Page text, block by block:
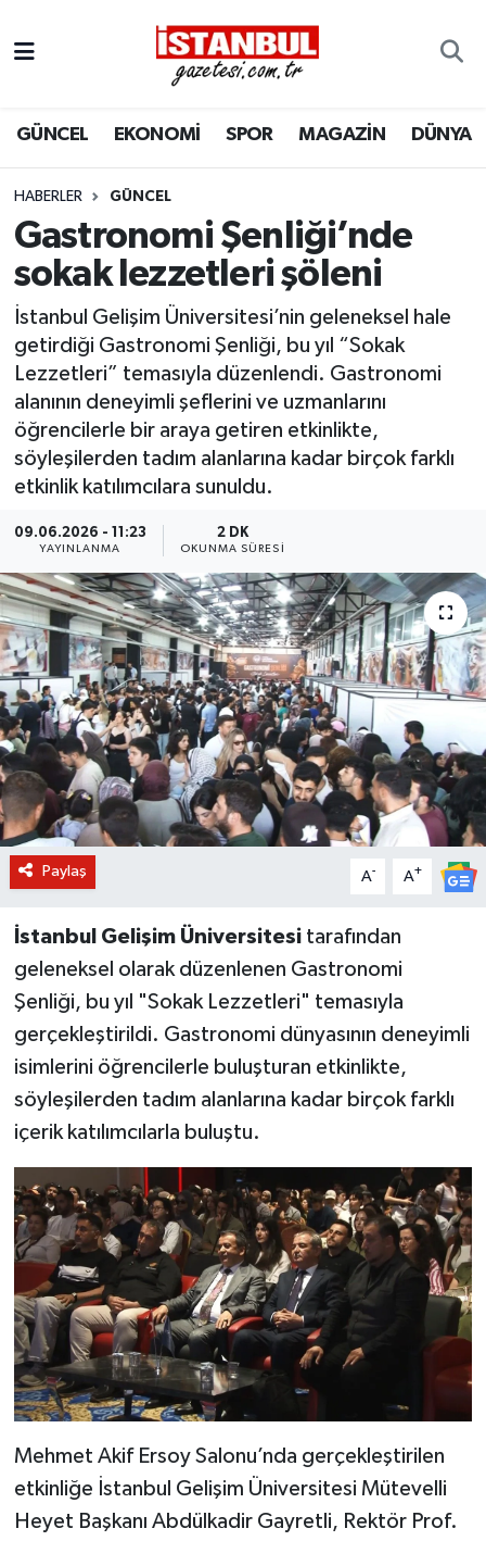
GÜNCEL EKONOMİ SPOR MAGAZİN DÜNYA
HABERLER GÜNCEL
Gastronomi Şenliği’nde
sokak lezzetleri şöleni
İstanbul Gelişim Üniversitesi’nin geleneksel hale
getirdiği Gastronomi Şenliği, bu yıl “Sokak
Lezzetleri” temasıyla düzenlendi. Gastronomi
alanının deneyimli şeflerini ve uzmanlarını
öğrencilerle bir araya getiren etkinlikte,
söyleşilerden tadım alanlarına kadar birçok farklı
etkinlik katılımcılara sunuldu.
09.06.2026 - 11:23
YAYINLANMA
2 DK
OKUNMA SÜRESI
Paylaş A- A+
İstanbul Gelişim Üniversitesi tarafından
geleneksel olarak düzenlenen Gastronomi
Şenliği, bu yıl "Sokak Lezzetleri" temasıyla
gerçekleştirildi. Gastronomi dünyasının deneyimli
isimlerini öğrencilerle buluşturan etkinlikte,
söyleşilerden tadım alanlarına kadar birçok farklı
içerik katılımcılarla buluştu.
Mehmet Akif Ersoy Salonu’nda gerçekleştirilen
etkinliğe İstanbul Gelişim Üniversitesi Mütevelli
Heyet Başkanı Abdülkadir Gayretli, Rektör Prof.
EKONOMİ
İSTANBUL
DÜNYA
MAGAZİN
KÜLTÜR SANAT
SAĞLIK
BİLİM VE TEKNOLOJİ
OTOMOBİL
KURUMSAL
Nöbetçi Eczaneler
Hava Durumu
Trafik Durumu
Süper Lig Puan Durumu ve Fikstür
Tüm Manşetler
Son Dakika Haberleri
Haber Arşivi